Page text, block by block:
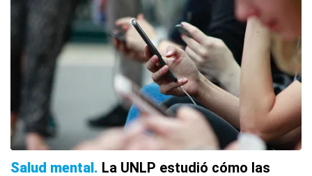
Salud mental La UNLP estudió cómo las